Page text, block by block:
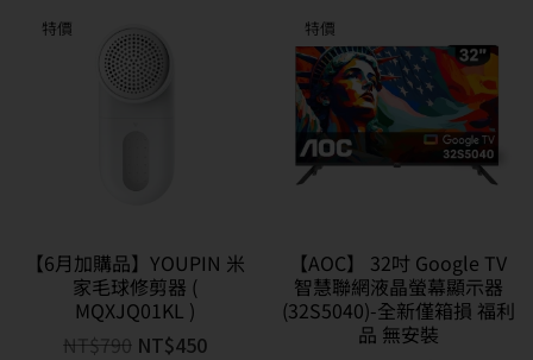
特價
【6月加購品】YOUPIN 米
家毛球修剪器 (
MQXJQ01KL )
NT$790 NT$450
特價
【AOC】 32吋 Google TV
智慧聯網液晶螢幕顯示器
(32S5040)-全新僅箱損 福利
品 無安裝